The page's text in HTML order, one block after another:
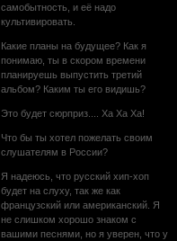
самобытность, и её надо
культивировать.
Какие планы на будущее? Как я
понимаю, ты в скором времени
планируешь выпустить третий
альбом? Каким ты его видишь?
Это будет сюрприз.... Ха Ха Ха!
Что бы ты хотел пожелать своим
слушателям в России?
Я надеюсь, что русский хип-хоп
будет на слуху, так же как
французский или американский. Я
не слишком хорошо знаком с
вашими песнями, но я уверен, что у